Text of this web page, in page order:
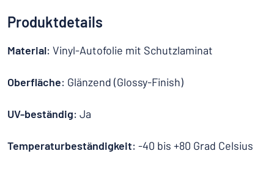
Produktdetails
Material: Vinyl-Autofolie mit Schutzlaminat
Oberfläche: Glänzend (Glossy-Finish)
UV-beständig: Ja
Temperaturbeständigkeit: -40 bis +80 Grad Celsius